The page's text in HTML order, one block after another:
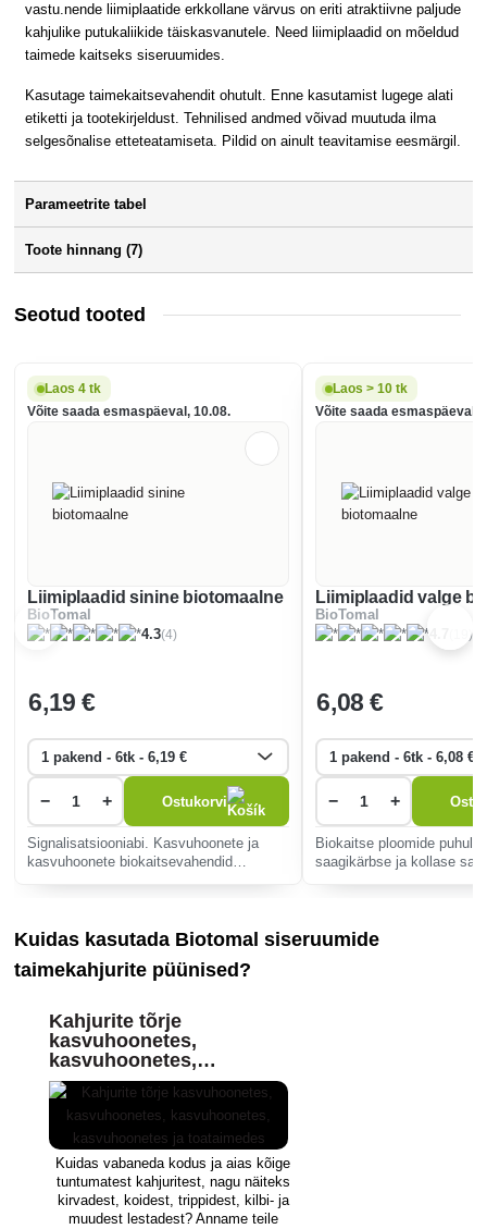
vastu.nende liimiplaatide erkkollane värvus on eriti atraktiivne paljude
kahjulike putukaliikide täiskasvanutele. Need liimiplaadid on mõeldud
taimede kaitseks siseruumides.
Kasutage taimekaitsevahendit ohutult. Enne kasutamist lugege alati
etiketti ja tootekirjeldust. Tehnilised andmed võivad muutuda ilma
selgesõnalise etteteatamiseta. Pildid on ainult teavitamise eesmärgil.
Parameetrite tabel
Toote hinnang (7)
Seotud tooted
Laos 4 tk
Võite saada esmaspäeval, 10.08.
Liimiplaadid sinine biotomaalne
BioTomal
4.3(4)
6,19 €
− + Ostukorvi
Signalisatsiooniabi. Kasvuhoonete ja
kasvuhoonete biokaitsevahendid
Laos > 10 tk
Võite saada esmaspäeval,
Liimiplaadid valge
BioTomal
(19)
6,08 €
− +
Biokaitse ploomide puhul
saagikärbse ja kollase
Kuidas kasutada Biotomal siseruumide
taimekahjurite püünised?
Kahjurite tõrje
kasvuhoonetes,
kasvuhoonetes,
kasvuhoonetes,
kasvuhoonetes ja
toataimedes
Kuidas vabaneda kodus ja aias kõige
tuntumatest kahjuritest, nagu näiteks
kirvadest, koidest, trippidest, kilbi- ja
muudest lestadest? Anname teile